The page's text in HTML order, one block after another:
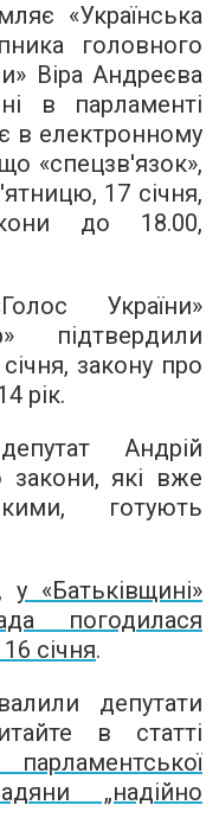
«Українська
головного
Віра Андреєва
в парламенті
в електронному
«спецзв'язок»,
17 січня,
до 18.00,
України»
підтвердили
закону про
рік.
Андрій
які вже
готують
у «Батьківщині»
погодилася
січня.
депутати
в статті
„надійно